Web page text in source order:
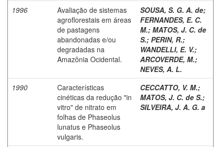
1996
Avaliação de sistemas
agroflorestais em áreas
de pastagens
abandonadas e/ou
degradadas na
Amazônia Ocidental.
SOUSA, S. G. A. de;
FERNANDES, E. C.
M.; MATOS, J. C. de
S.; PERIN, R.;
WANDELLI, E. V.;
ARCOVERDE, M.;
NEVES, A. L.
1990
Características
cinéticas da redução "in
vitro" de nitrato em
folhas de Phaseolus
lunatus e Phaseolus
vulgaris.
CECCATTO, V. M.;
MATOS, J. C. de S.;
SILVEIRA, J. A. G. a